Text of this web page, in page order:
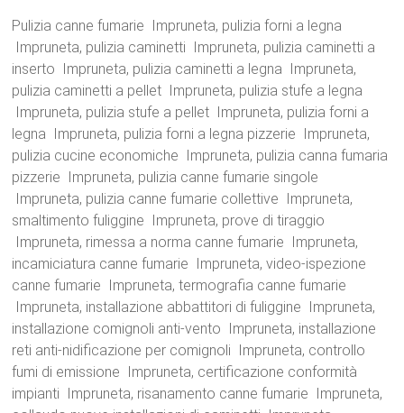
Pulizia canne fumarie Impruneta, pulizia forni a legna
Impruneta, pulizia caminetti Impruneta, pulizia caminetti a
inserto Impruneta, pulizia caminetti a legna Impruneta,
pulizia caminetti a pellet Impruneta, pulizia stufe a legna
Impruneta, pulizia stufe a pellet Impruneta, pulizia forni a
legna Impruneta, pulizia forni a legna pizzerie Impruneta,
pulizia cucine economiche Impruneta, pulizia canna fumaria
pizzerie Impruneta, pulizia canne fumarie singole
Impruneta, pulizia canne fumarie collettive Impruneta,
smaltimento fuliggine Impruneta, prove di tiraggio
Impruneta, rimessa a norma canne fumarie Impruneta,
incamiciatura canne fumarie Impruneta, video-ispezione
canne fumarie Impruneta, termografia canne fumarie
Impruneta, installazione abbattitori di fuliggine Impruneta,
installazione comignoli anti-vento Impruneta, installazione
reti anti-nidificazione per comignoli Impruneta, controllo
fumi di emissione Impruneta, certificazione conformità
impianti Impruneta, risanamento canne fumarie Impruneta,